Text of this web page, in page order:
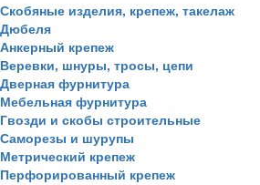
Скобяные изделия, крепеж, такелаж
Дюбеля
Анкерный крепеж
Веревки, шнуры, тросы, цепи
Дверная фурнитура
Мебельная фурнитура
Гвозди и скобы строительные
Саморезы и шурупы
Метрический крепеж
Перфорированный крепеж